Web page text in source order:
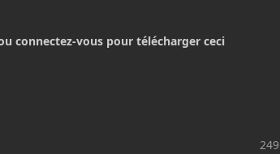
connectez-vous pour télécharger ceci
249